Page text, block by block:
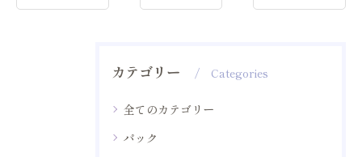
カテゴリー Categories
全てのカテゴリー
パック